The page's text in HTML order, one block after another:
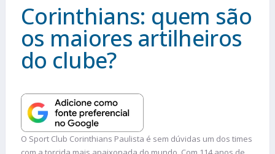
Corinthians: quem são
os maiores artilheiros
do clube?
O Sport Club Corinthians Paulista é sem dúvidas um dos times